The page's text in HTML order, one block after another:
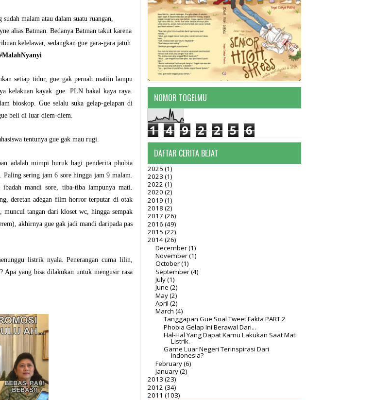
malam atau dalam suatu ruangan,
alias Batman. Bedanya Batman takut karena
kelelawar, sedangkan gue gara-gara jatuh
setiap tidur, gue gak pernah matiin lampu
kelakuan kayak gue. PLN bakal kaya raya.
bioskop. Gue selalu suka gelap-gelapan di
beli di luar diem-diem.
tentunya gue gak mau rugi.
adalah mimpi buruk bagi penderita phobia
sering jam 6 sore hingga jam 9 malam.
mandi sore, tiba-tiba lampunya mati.
deretan adegan film horror terputar di otak
tangan dari kloset wc, hingga sempak
akhirnya gue gak jadi mandi daripada pas
listrik nyala. Penerangan cuma lilin,
Apa yang bisa dilakukan untuk mengusir rasa
NOMOR TOGELMU
1 4 9 2 2 5 6
DAFTAR CERITA BEJAT
2025 (1)
2023 (1)
2022 (1)
2020 (2)
2019 (1)
2018 (2)
2017 (26)
2016 (49)
2015 (22)
2014(26)
December(1)
November(1)
October(1)
September(4)
July(1)
June (2)
May(2)
April (2)
March (4)
Tanggapan Gue Soal Tweet Fakta PART.2
Phobia Gelap Ini Berawal Dari...
Hal-Hal Yang Dapat Kamu Lakukan Saat Mati
Listrik.
Game Luar Negeri Terinspirasi Dari
Indonesia?
February(6)
January(2)
2013 (23)
2012 (34)
2011 (103)